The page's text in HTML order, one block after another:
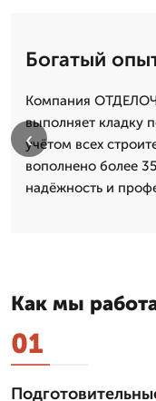
Богатый
Компания
выполняет кладку
учётом всех
вополнено более
надёжность и
‹
Как мы
01